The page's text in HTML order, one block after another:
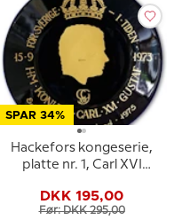
SPAR 34%
Hackefors kongeserie,
platte nr. 1, Carl XVI
Østergotland
DKK 195,00
Før: DKK 295,00